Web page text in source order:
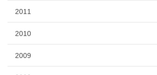
2011
2010
2009